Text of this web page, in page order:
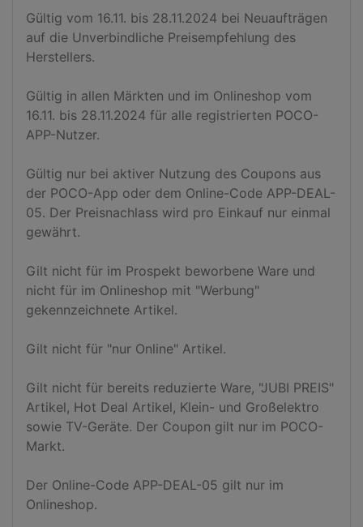
Gültig vom 16.11. bis 28.11.2024 bei Neuaufträgen
auf die Unverbindliche Preisempfehlung des
Herstellers.
Gültig in allen Märkten und im Onlineshop vom
16.11. bis 28.11.2024 für alle registrierten POCO-
APP-Nutzer.
Gültig nur bei aktiver Nutzung des Coupons aus
der POCO-App oder dem Online-Code APP-DEAL-
05. Der Preisnachlass wird pro Einkauf nur einmal
gewährt.
Gilt nicht für im Prospekt beworbene Ware und
nicht für im Onlineshop mit "Werbung"
gekennzeichnete Artikel.
Gilt nicht für "nur Online" Artikel.
Gilt nicht für bereits reduzierte Ware, "JUBI PREIS"
Artikel, Hot Deal Artikel, Klein- und Großelektro
sowie TV-Geräte. Der Coupon gilt nur im POCO-
Markt.
Der Online-Code APP-DEAL-05 gilt nur im
Onlineshop.